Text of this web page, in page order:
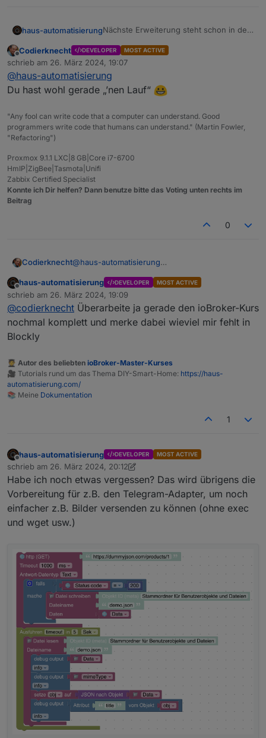
haus-automatisierungNächste Erweiterung steht schon in den
Offline
Codierknecht DEVELOPER MOST ACTIVE
schrieb am 26. März 2024, 19:07
zuletzt editiert von
@haus-automatisierung
Du hast wohl gerade „’nen Lauf“
"Any fool can write code that a computer can understand. Good
programmers write code that humans can understand." (Martin Fowler,
"Refactoring")
Proxmox 9.1.1 LXC|8 GB|Core i7-6700
HmIP|ZigBee|Tasmota|Unifi
Zabbix Certified Specialist
Konnte ich Dir helfen? Dann benutze bitte das Voting unten rechts im
Beitrag
0
Codierknecht@haus-automatisierung
Offline
haus-automatisierung DEVELOPER MOST ACTIVE
schrieb am 26. März 2024, 19:09
zuletzt editiert von
@codierknecht Überarbeite ja gerade den ioBroker-Kurs
nochmal komplett und merke dabei wieviel mir fehlt in
Blockly
🧑‍🎓 Autor des beliebten ioBroker-Master-Kurses
🎥 Tutorials rund um das Thema DIY-Smart-Home: https://haus-
automatisierung.com/
📚 Meine Dokumentation
1
Offline
haus-automatisierung DEVELOPER MOST ACTIVE
schrieb am 26. März 2024, 20:12
zuletzt editiert von haus-automatisierung
Habe ich noch etwas vergessen? Das wird übrigens die
Vorbereitung für z.B. den Telegram-Adapter, um noch
einfacher z.B. Bilder versenden zu können (ohne exec
und wget usw.)